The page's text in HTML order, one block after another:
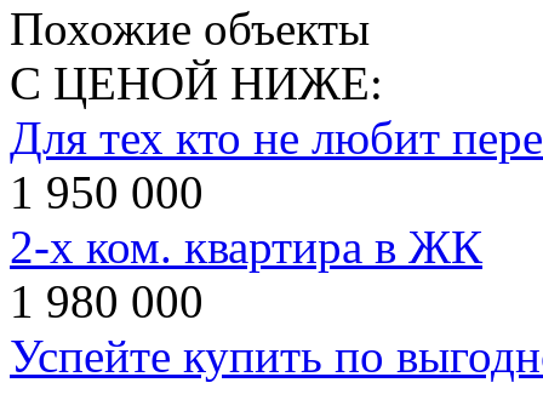
Похожие объекты
С ЦЕНОЙ НИЖЕ:
Для тех кто не любит
1 950 000
2-х ком. квартира в ЖК
1 980 000
Успейте купить по